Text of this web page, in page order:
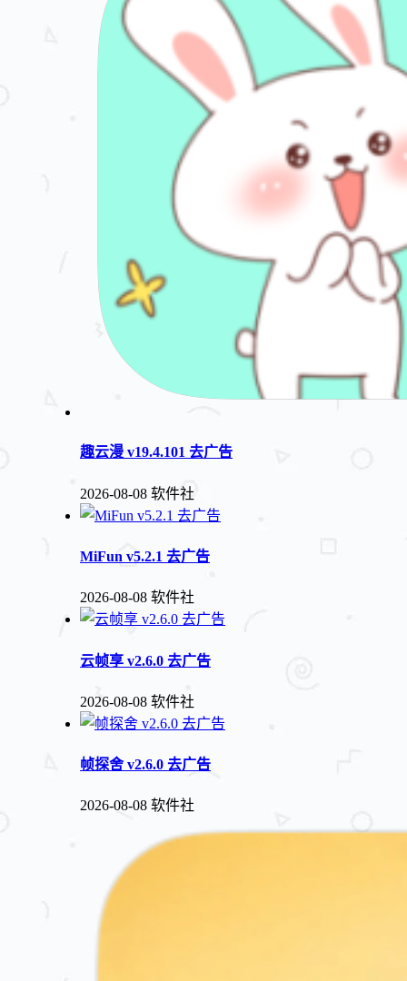
趣云漫 v19.4.101 去广告
2026-08-08 软件社
MiFun v5.2.1 去广告
2026-08-08 软件社
云帧享 v2.6.0 去广告
2026-08-08 软件社
帧探舍 v2.6.0 去广告
2026-08-08 软件社